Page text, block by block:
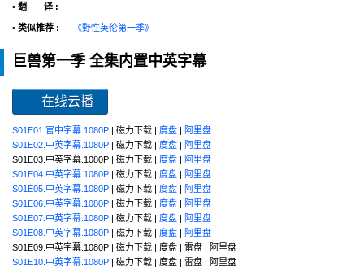
• 翻 译 :
• 类似推荐 : 《野性英伦第一季》
巨兽第一季 全集内置中英字幕
在线云播
S01E01.官中字幕.1080P | 磁力下载 | 度盘 | 阿里盘
S01E02.中英字幕.1080P | 磁力下载 | 度盘 | 阿里盘
S01E03.中英字幕.1080P | 磁力下载 | 度盘 | 阿里盘
S01E04.中英字幕.1080P | 磁力下载 | 度盘 | 阿里盘
S01E05.中英字幕.1080P | 磁力下载 | 度盘 | 阿里盘
S01E06.中英字幕.1080P | 磁力下载 | 度盘 | 阿里盘
S01E07.中英字幕.1080P | 磁力下载 | 度盘 | 阿里盘
S01E08.中英字幕.1080P | 磁力下载 | 度盘 | 阿里盘
S01E09.中英字幕.1080P | 磁力下载 | 度盘 | 雷盘 | 阿里盘
S01E10.中英字幕.1080P | 磁力下载 | 度盘 | 雷盘 | 阿里盘